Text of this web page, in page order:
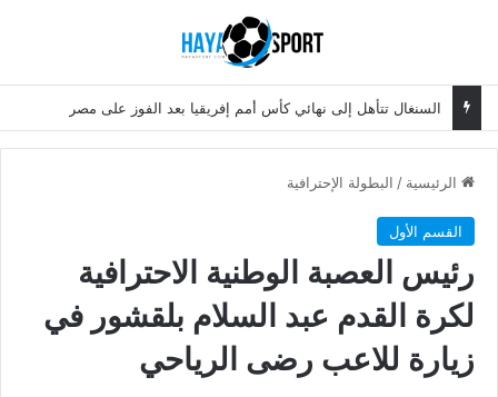
السنغال تتأهل إلى نهائي كأس أمم إفريقيا بعد الفوز على مصر
الرئيسية / البطولة الإحترافية
القسم الأول
رئيس العصبة الوطنية الاحترافية
لكرة القدم عبد السلام بلقشور في
زيارة للاعب رضى الرياحي